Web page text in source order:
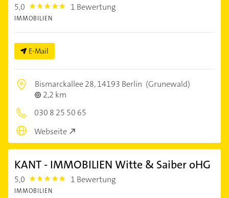
5,0 5.0 1 Bewertung
IMMOBILIEN
E-Mail
Bismarckallee 28,14193 Berlin (Grunewald)
2,2 km
030 8 25 50 65
Webseite
KANT - IMMOBILIEN Witte & Saiber oHG
5,0 5.0 1 Bewertung
IMMOBILIEN